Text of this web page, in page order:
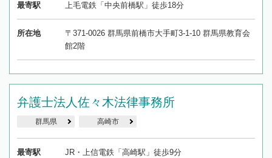
最寄駅 上毛電鉄「中央前橋駅」徒歩18分
所在地
〒371-0026 群馬県前橋市大手町3-1-10 群馬県教育会
館2階
弁護士法人佐々木法律事務所
群馬県 高崎市
最寄駅 JR・上信電鉄「高崎駅」徒歩9分